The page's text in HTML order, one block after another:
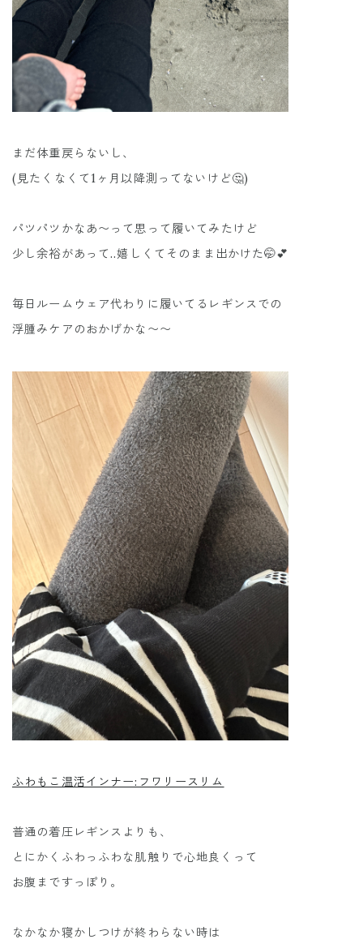
まだ体重戻らないし、
(見たくなくて1ヶ月以降測ってないけど🤔)
パツパツかなあ〜って思って履いてみたけど
少し余裕があって..嬉しくてそのまま出かけた🤭💕
毎日ルームウェア代わりに履いてるレギンスでの
浮腫みケアのおかげかな〜〜
ふわもこ温活インナー:フワリースリム
普通の着圧レギンスよりも、
とにかくふわっふわな肌触りで心地良くって
お腹まですっぽり。
なかなか寝かしつけが終わらない時は